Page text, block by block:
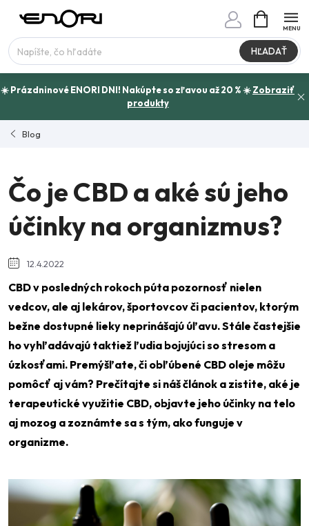
obsah
HĽADAŤ
KOŠÍK
☀️ Prázdninové ENORI DNI! Nakúpte so zľavou až 20 % ☀️Zobraziť
produkty
Blog
Čo je CBD a aké sú jeho
účinky na organizmus?
12.4.2022
CBD v posledných rokoch púta pozornosť nielen
vedcov, ale aj lekárov, športovcov či pacientov, ktorým
bežne dostupné lieky neprinášajú úľavu. Stále častejšie
ho vyhľadávajú taktiež ľudia bojujúci so stresom a
úzkosťami. Premýšľate, či obľúbené CBD oleje môžu
pomôcť aj vám? Prečítajte si náš článok a zistite, aké je
terapeutické využitie CBD, objavte jeho účinky na telo
aj mozog a zoznámte sa s tým, ako funguje v
organizme.
www.enori.cz - Chat